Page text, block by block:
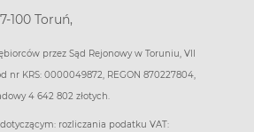
100 Toruń,
przez Sąd Rejonowy w Toruniu, VII
nr KRS: 0000049872, REGON 870227804,
4 642 802 złotych.
dotyczącym: rozliczania podatku VAT: